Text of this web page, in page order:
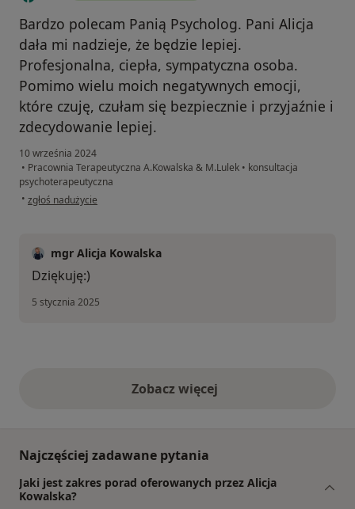
Bardzo polecam Panią Psycholog. Pani Alicja
dała mi nadzieje, że będzie lepiej.
Profesjonalna, ciepła, sympatyczna osoba.
Pomimo wielu moich negatywnych emocji,
które czuję, czułam się bezpiecznie i przyjaźnie i
zdecydowanie lepiej.
10 września 2024
• Pracownia Terapeutyczna A.Kowalska & M.Lulek • konsultacja
psychoterapeutyczna
• w opinii użytkownika ACh
zgłoś nadużycie
mgr Alicja Kowalska
Dziękuję:)
5 stycznia 2025
Zobacz więcejopinie powyżej
Najczęściej zadawane pytania
Jaki jest zakres porad oferowanych przez Alicja
Kowalska?